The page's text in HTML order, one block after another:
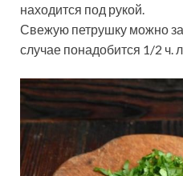
находится под рукой.
Свежую петрушку можно
случае понадобится 1/2 ч.